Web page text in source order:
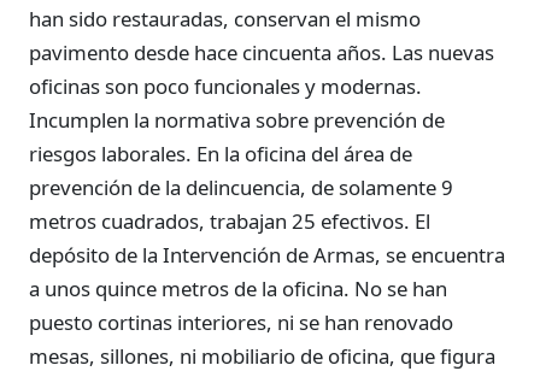
han sido restauradas, conservan el mismo
pavimento desde hace cincuenta años. Las nuevas
oficinas son poco funcionales y modernas.
Incumplen la normativa sobre prevención de
riesgos laborales. En la oficina del área de
prevención de la delincuencia, de solamente 9
metros cuadrados, trabajan 25 efectivos. El
depósito de la Intervención de Armas, se encuentra
a unos quince metros de la oficina. No se han
puesto cortinas interiores, ni se han renovado
mesas, sillones, ni mobiliario de oficina, que figura